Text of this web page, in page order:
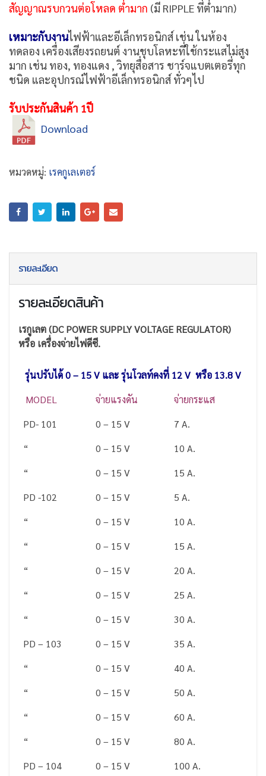
สัญญาณรบกวนต่อโหลด ต่ำมาก (มี RIPPLE ที่ต่ำมาก)
เหมาะกับงานไฟฟ้าและอีเล็กทรอนิกส์ เช่น ในห้อง
ทดลอง เครื่องเสียงรถยนต์ งานชุบโลหะที่ใช้กระแสไม่สูง
มาก เช่น ทอง, ทองแดง , วิทยุสื่อสาร ชาร์จแบตเตอรี่ทุก
ชนิด และอุปกรณ์ไฟฟ้าอีเล็กทรอนิกส์ ทั่วๆไป
รับประกันสินค้า 1ปี
Download
หมวดหมู่: เรคกูเลเตอร์
รายละเอียด
รายละเอียดสินค้า
เรกูเลต (DC POWER SUPPLY VOLTAGE REGULATOR)
หรือ เครื่องจ่ายไฟดีซี.
รุ่นปรับได้ 0 – 15 V และ รุ่นโวลท์คงที่ 12 V หรือ 13.8 V
MODEL
จ่ายแรงดัน
จ่ายกระแส
PD- 101
0 – 15 V
7 A.
“
0 – 15 V
10 A.
“
0 – 15 V
15 A.
PD -102
0 – 15 V
5 A.
“
0 – 15 V
10 A.
“
0 – 15 V
15 A.
“
0 – 15 V
20 A.
“
0 – 15 V
25 A.
“
0 – 15 V
30 A.
PD – 103
0 – 15 V
35 A.
“
0 – 15 V
40 A.
“
0 – 15 V
50 A.
“
0 – 15 V
60 A.
“
0 – 15 V
80 A.
PD – 104
0 – 15 V 100 A.